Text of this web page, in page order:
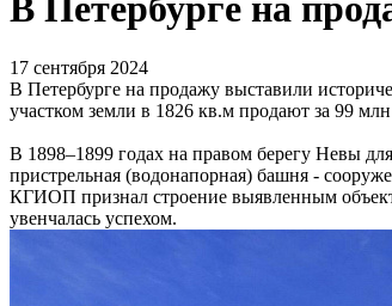
В Петербурге на
17 сентября 2024
В Петербурге на продажу выставили
участком земли в 1826 кв.м продают за 99
В 1898–1899 годах на правом берегу Невы
пристрельная (водонапорная) башня -
КГИОП признал строение выявленным
увенчалась успехом.